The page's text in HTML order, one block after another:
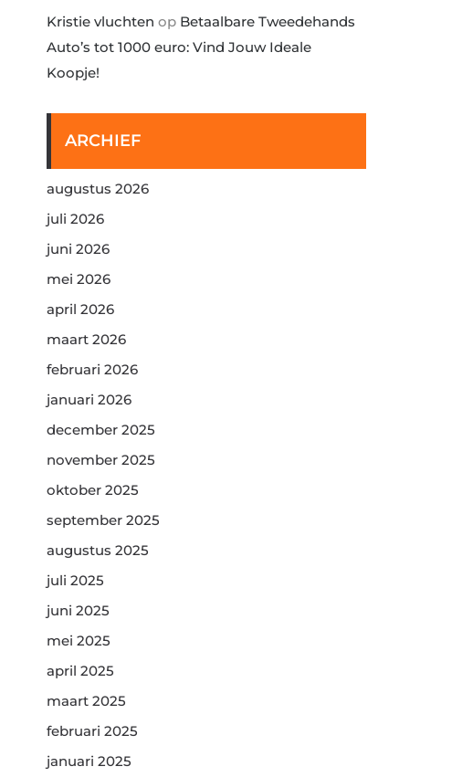
Kristie vluchten op Betaalbare Tweedehands
Auto’s tot 1000 euro: Vind Jouw Ideale
Koopje!
ARCHIEF
augustus 2026
juli 2026
juni 2026
mei 2026
april 2026
maart 2026
februari 2026
januari 2026
december 2025
november 2025
oktober 2025
september 2025
augustus 2025
juli 2025
juni 2025
mei 2025
april 2025
maart 2025
februari 2025
januari 2025